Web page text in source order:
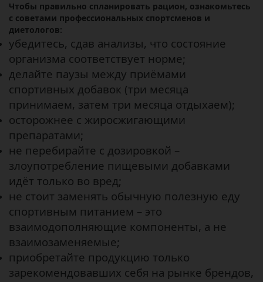
Чтобы правильно спланировать рацион, ознакомьтесь
с советами профессиональных спортсменов и
диетологов:
убедитесь, сдав анализы, что состояние
организма соответствует норме;
делайте паузы между приёмами
спортивных добавок (три месяца
принимаем, затем три месяца отдыхаем);
осторожнее с жиросжигающими
препаратами;
не перебирайте с дозировкой –
злоупотребление пищевыми добавками
идёт только во вред;
не стоит заменять обычную полезную еду
спортивным питанием – это
взаимодополняющие компоненты, а не
взаимозаменяемые;
приобретайте продукцию только
зарекомендовавших себя на рынке брендов,